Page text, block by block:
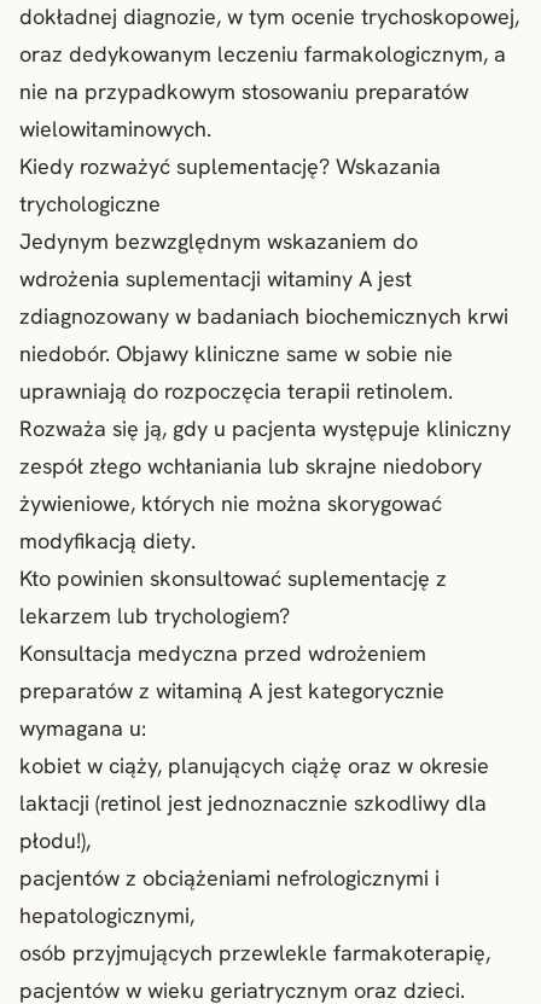
dokładnej diagnozie, w tym ocenie trychoskopowej,
oraz dedykowanym leczeniu farmakologicznym, a
nie na przypadkowym stosowaniu preparatów
wielowitaminowych.
Kiedy rozważyć suplementację? Wskazania
trychologiczne
Jedynym bezwzględnym wskazaniem do
wdrożenia suplementacji witaminy A jest
zdiagnozowany w badaniach biochemicznych krwi
niedobór. Objawy kliniczne same w sobie nie
uprawniają do rozpoczęcia terapii retinolem.
Rozważa się ją, gdy u pacjenta występuje kliniczny
zespół złego wchłaniania lub skrajne niedobory
żywieniowe, których nie można skorygować
modyfikacją diety.
Kto powinien skonsultować suplementację z
lekarzem lub trychologiem?
Konsultacja medyczna przed wdrożeniem
preparatów z witaminą A jest kategorycznie
wymagana u:
kobiet w ciąży, planujących ciążę oraz w okresie
laktacji (retinol jest jednoznacznie szkodliwy dla
płodu!),
pacjentów z obciążeniami nefrologicznymi i
hepatologicznymi,
osób przyjmujących przewlekle farmakoterapię,
pacjentów w wieku geriatrycznym oraz dzieci.